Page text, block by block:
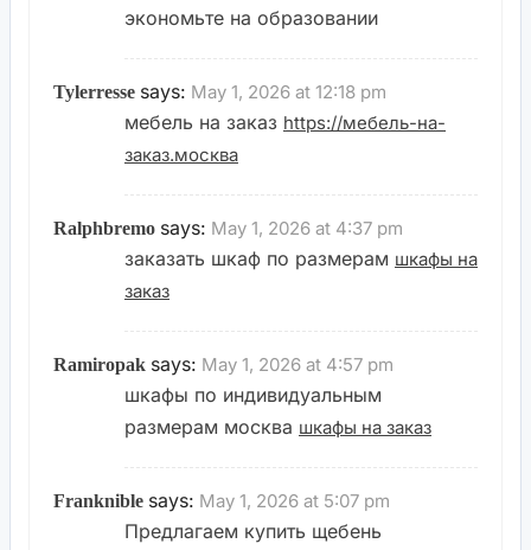
экономьте на образовании
Tylerresse says: May 1, 2026 at 12:18 pm
мебель на заказ https://мебель-на-
заказ.москва
Ralphbremo says: May 1, 2026 at 4:37 pm
заказать шкаф по размерам шкафы на
заказ
Ramiropak says: May 1, 2026 at 4:57 pm
шкафы по индивидуальным
размерам москва шкафы на заказ
Franknible says: May 1, 2026 at 5:07 pm
Предлагаем купить щебень